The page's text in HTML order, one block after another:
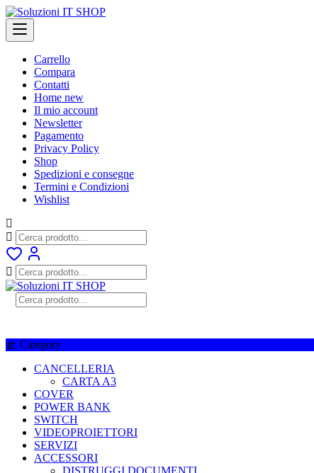
Skip
to
content
Carrello
Compara
Contatti
Home new
Il mio account
Newsletter
Pagamento
Privacy Policy
Shop
Spedizioni e consegne
Termini e Condizioni
Wishlist
Category
CANCELLERIA
CARTA A3
COVER
POWER BANK
SWITCH
VIDEOPROIETTORI
SERVIZI
ACCESSORI